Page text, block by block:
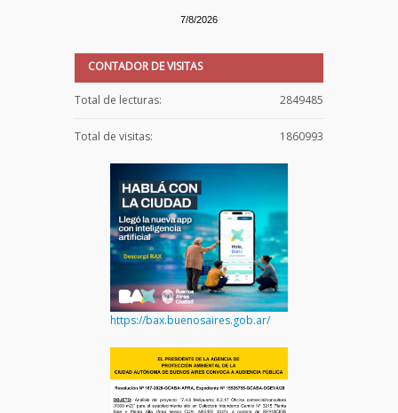
7/8/2026
CONTADOR DE VISITAS
2849485
Total de lecturas:
1860993
Total de visitas:
https://bax.buenosaires.gob.ar/